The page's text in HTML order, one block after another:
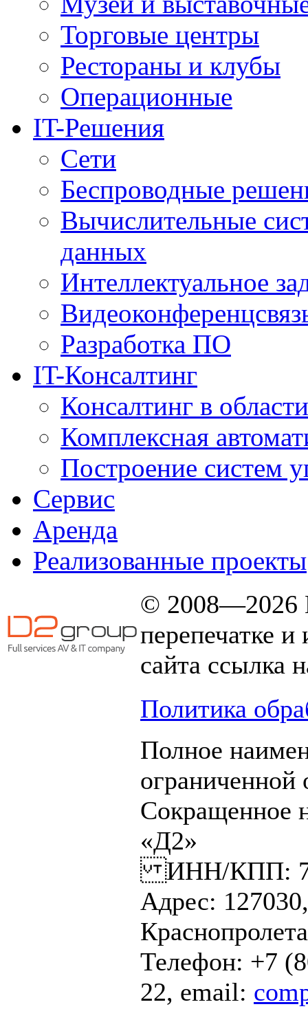
Торговые центры
Рестораны и клубы
Операционные
IT-Решения
Сети
Беспроводные
Вычислительные
данных
Интеллектуальное
Разработка ПО
IT-Консалтинг
Консалтинг в
Комплексная
Построение систем
Сервис
Аренда
Реализованные проекты
© 2008—2026
перепечатке
сайта ссылка
Политика
Полное
Сокращенное
«Д2»
ИНН/КПП:
Адрес:
Телефон: +7
22, email: